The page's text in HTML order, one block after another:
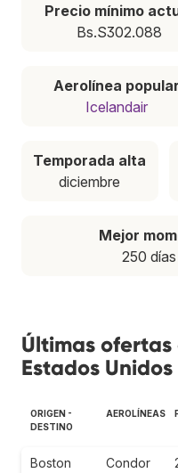
Precio mínimo
Bs.S302.088
Aerolínea popular
Icelandair
Temporada alta
diciembre
Mejor
250
Últimas ofertas
Estados Unidos
ORIGEN -
DESTINO
AEROLÍNEAS
Boston
Condor